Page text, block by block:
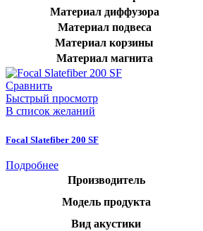
Материал диффузора
Материал подвеса
Материал корзины
Материал магнита
Сравнить
Быстрый просмотр
В список желаний
Focal Slatefiber 200 SF
Подробнее
Производитель
Модель продукта
Вид акустики